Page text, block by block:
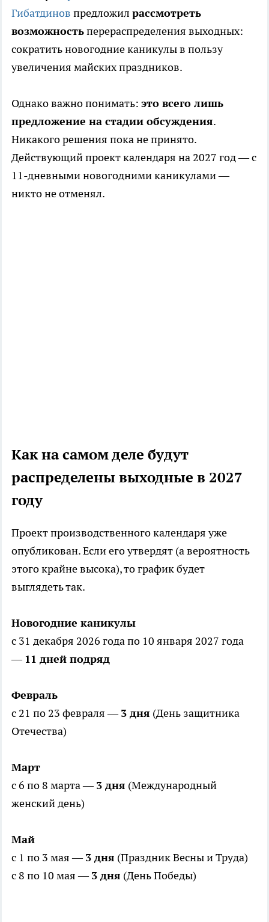
Гибатдинов предложил рассмотреть
возможностьперераспределения выходных:
сократить новогодние каникулы в пользу
увеличения майских праздников.
Однако важно понимать: это всего лишь
предложение на стадии обсуждения.
Никакого решения пока не принято.
Действующий проект календаря на 2027 год — с
11-дневными новогодними каникулами —
никто не отменял.
Как на самом деле будут
распределены выходные в 2027
году
Проект производственного календаря уже
опубликован. Если его утвердят (а вероятность
этого крайне высока), то график будет
выглядеть так.
Новогодние каникулы
с 31 декабря 2026 года по 10 января 2027 года
— 11 дней подряд
Февраль
с 21 по 23 февраля —3 дня (День защитника
Отечества)
Март
с 6 по 8 марта —3 дня (Международный
женский день)
Май
с 1 по 3 мая —3 дня (Праздник Весны и Труда)
с 8 по 10 мая —3 дня (День Победы)